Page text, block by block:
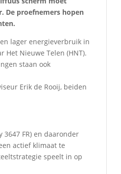
De proefnemers hopen
lager energieverbruik in
Nieuwe Telen (HNT).
staan ook
Erik de Rooij, beiden
FR) en daaronder
actief klimaat te
speelt in op